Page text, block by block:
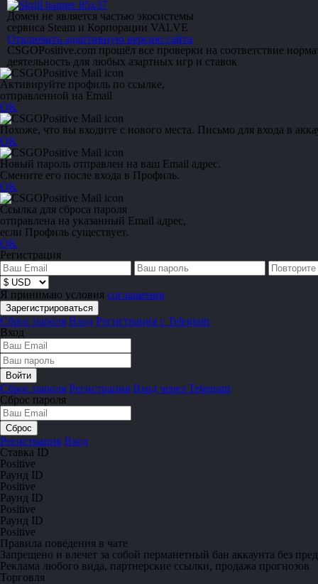
Домен не является частью экосистемы
сервиса Steam и Корпорации VALVE
Отключить адаптивную версию сайта
CSGOPositive.com прошёл все проверки на соответствие
деятельность для любых азартных игр и ставок
Активируйте профиль по ссылке,
отправленной на Email
OK
Похоже, что вы входите с нового места. Письмо для входа в
OK
Новый пароль отправлен на ваш Email адрес.
Смените его после входа в Профиль.
OK
Ссылка для сброса пароля
отправлена на указанный Email адрес,
если Профиль существует.
OK
Регистрация
Я принимаю условия соглашения
Сброс пароля Вход Регистрация с Telegram
Вход
Сброс пароля Регистрация Вход через Telegram
Сброс пароля
Регистрация Вход
Ставка ID
Positive
Раунд ID
Positive
Раунд ID
Positive
Раунд ID
Positive
Правила поведения в чате
Запрещено и влечет за собой перманетный бан аккаунта без
Реклама любого вида, партнерские ссылки, продажа прогнозов
Торговля